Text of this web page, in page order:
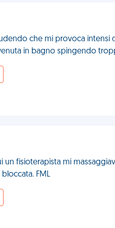
che mi provoca intensi
in bagno spingendo
fisioterapista mi
FML